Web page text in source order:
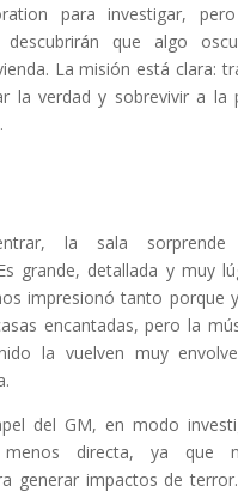
para investigar,
que algo
La misión está clara:
la verdad y sobrevivir a la
la sala
grande, detallada y muy
impresionó tanto porque
encantadas, pero la
la vuelven muy
del GM, en modo
menos directa, ya que
generar impactos de